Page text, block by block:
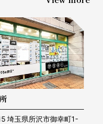
埼玉県所沢市御幸町1-